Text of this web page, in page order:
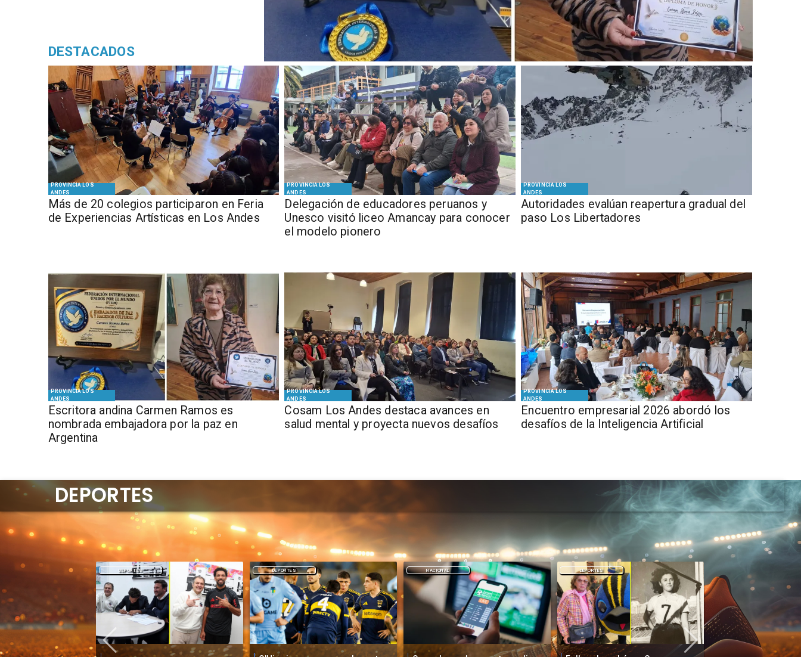
PROVINCIA LOS
ANDES
Más de 20 colegios participaron en Feria
de Experiencias Artísticas en Los Andes
PROVINCIA LOS
ANDES
Delegación de educadores peruanos y
Unesco visitó liceo Amancay para conocer
el modelo pionero
PROVINCIA LOS
ANDES
​​Autoridades evalúan reapertura gradual del
paso Los Libertadores
PROVINCIA LOS
ANDES
Escritora andina Carmen Ramos es
nombrada embajadora por la paz en
Argentina
PROVINCIA LOS
ANDES
Cosam Los Andes destaca avances en
salud mental y proyecta nuevos desafíos
PROVINCIA LOS
ANDES
Encuentro empresarial 2026 abordó los
desafíos de la Inteligencia Artificial
DESTACADOS
DEPORTES NACIONAL DEPORTES DEPORTES
DEPORTES